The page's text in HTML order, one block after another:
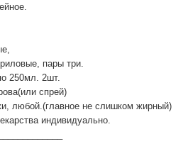
пары три.
250мл. 2шт.
спрей)
любой.(главное не слишком жирный)
индивидуально.